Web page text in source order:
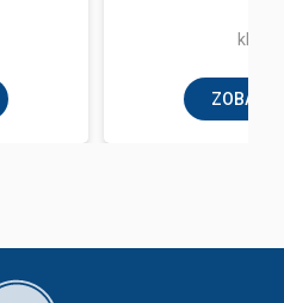
klub
ZOBACZ